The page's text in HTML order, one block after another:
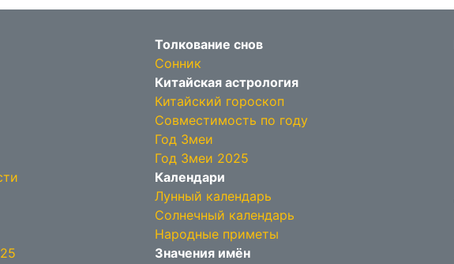
Толкование снов
Сонник
Китайская астрология
Китайский гороскоп
Совместимость по году
Год Змеи
Год Змеи 2025
Календари
Лунный календарь
Солнечный календарь
Народные приметы
Значения имён